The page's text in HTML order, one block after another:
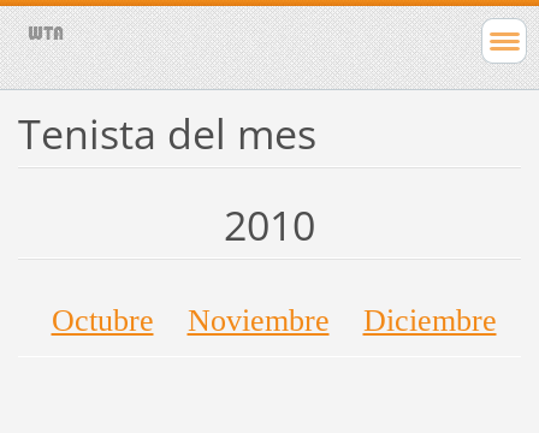
Tenista del mes
2010
Octubre Noviembre Diciembre